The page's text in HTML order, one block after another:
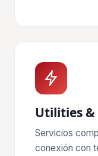
Utilities
Servicios
conexión con